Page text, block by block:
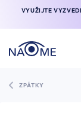
VYUŽIJTE
ZPÁTKY